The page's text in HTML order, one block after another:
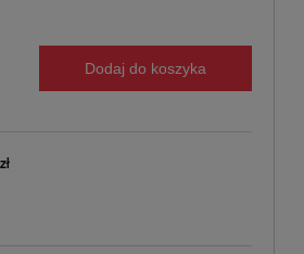
Dodaj do koszyka